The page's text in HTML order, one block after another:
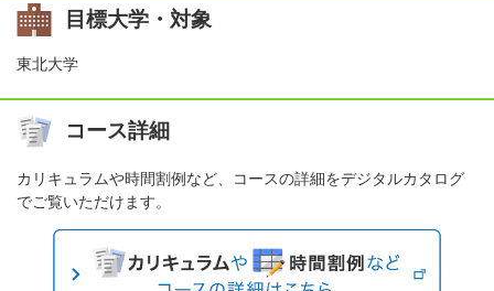
目標大学・対象
東北大学
コース詳細
カリキュラムや時間割例など、コースの詳細をデジタルカタログ
でご覧いただけます。